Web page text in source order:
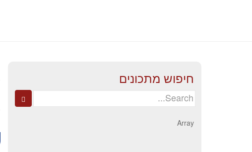
חיפוש מתכונים
Search
Array